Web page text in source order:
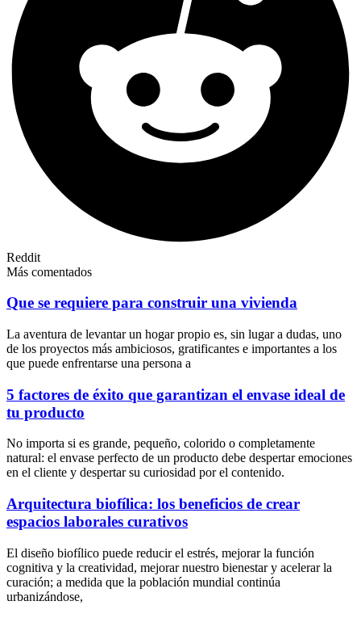
Reddit
Más comentados
Que se requiere para construir una vivienda
La aventura de levantar un hogar propio es, sin lugar a dudas, uno
de los proyectos más ambiciosos, gratificantes e importantes a los
que puede enfrentarse una persona a
5 factores de éxito que garantizan el envase ideal de
tu producto
No importa si es grande, pequeño, colorido o completamente
natural: el envase perfecto de un producto debe despertar emociones
en el cliente y despertar su curiosidad por el contenido.
Arquitectura biofílica: los beneficios de crear
espacios laborales curativos
El diseño biofílico puede reducir el estrés, mejorar la función
cognitiva y la creatividad, mejorar nuestro bienestar y acelerar la
curación; a medida que la población mundial continúa
urbanizándose,